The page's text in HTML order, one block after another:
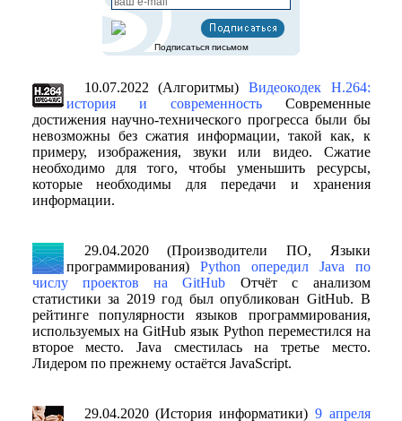
Подписаться письмом
10.07.2022 (Алгоритмы) Видеокодек H.264:
история и современностьСовременные
достижения научно-технического прогресса были бы
невозможны без сжатия информации, такой как, к
примеру, изображения, звуки или видео. Сжатие
необходимо для того, чтобы уменьшить ресурсы,
которые необходимы для передачи и хранения
информации.
29.04.2020 (Производители ПО, Языки
программирования) Python опередил Java по
числу проектов на GitHub Отчёт с анализом
статистики за 2019 год был опубликован GitHub. В
рейтинге популярности языков программирования,
используемых на GitHub язык Python переместился на
второе место. Java сместилась на третье место.
Лидером по прежнему остаётся JavaScript.
29.04.2020 (История информатики) 9 апреля